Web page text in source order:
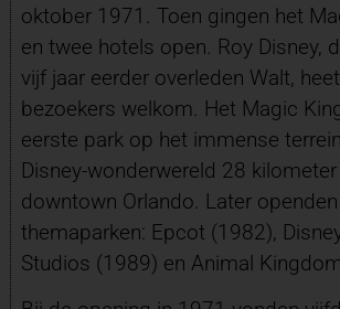
oktober 1971. Toen gingen het
en twee hotels open. Roy Disney,
vijf jaar eerder overleden Walt,
bezoekers welkom. Het Magic
eerste park op het immense
Disney-wonderwereld 28
downtown Orlando. Later
themaparken: Epcot (1982),
Studios (1989) en Animal